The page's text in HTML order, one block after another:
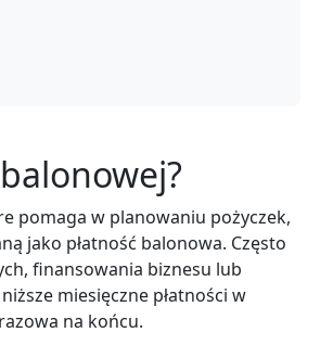
pomaga w planowaniu pożyczek,
jako płatność balonowa. Często
finansowania biznesu lub
miesięczne płatności w
na końcu.